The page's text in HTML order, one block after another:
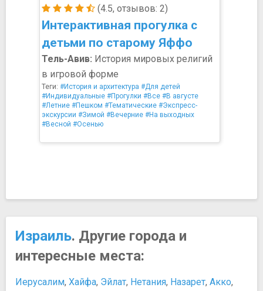
(4.5, отзывов: 2)
Интерактивная прогулка с
детьми по старому Яффо
Тель-Авив: История мировых религий
в игровой форме
Теги: #История и архитектура #Для детей
#Индивидуальные #Прогулки #Все #В августе
#Летние #Пешком #Тематические #Экспресс-
экскурсии #Зимой #Вечерние #На выходных
#Весной #Осенью
Израиль. Другие города и
интересные места:
Иерусалим, Хайфа, Эйлат, Нетания, Назарет, Акко,